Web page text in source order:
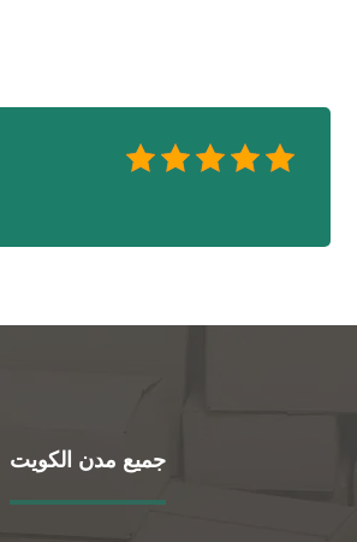
جميع مدن الكويت